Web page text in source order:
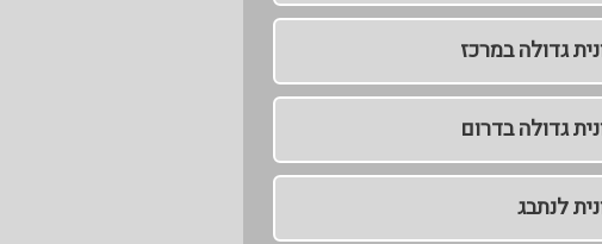
גדולה במרכז
גדולה בדרום
לנתבג